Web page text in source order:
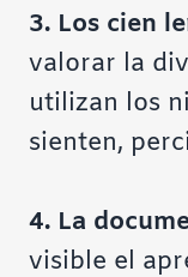
3. Los cien
valorar la
utilizan los
sienten,
4. La
visible el